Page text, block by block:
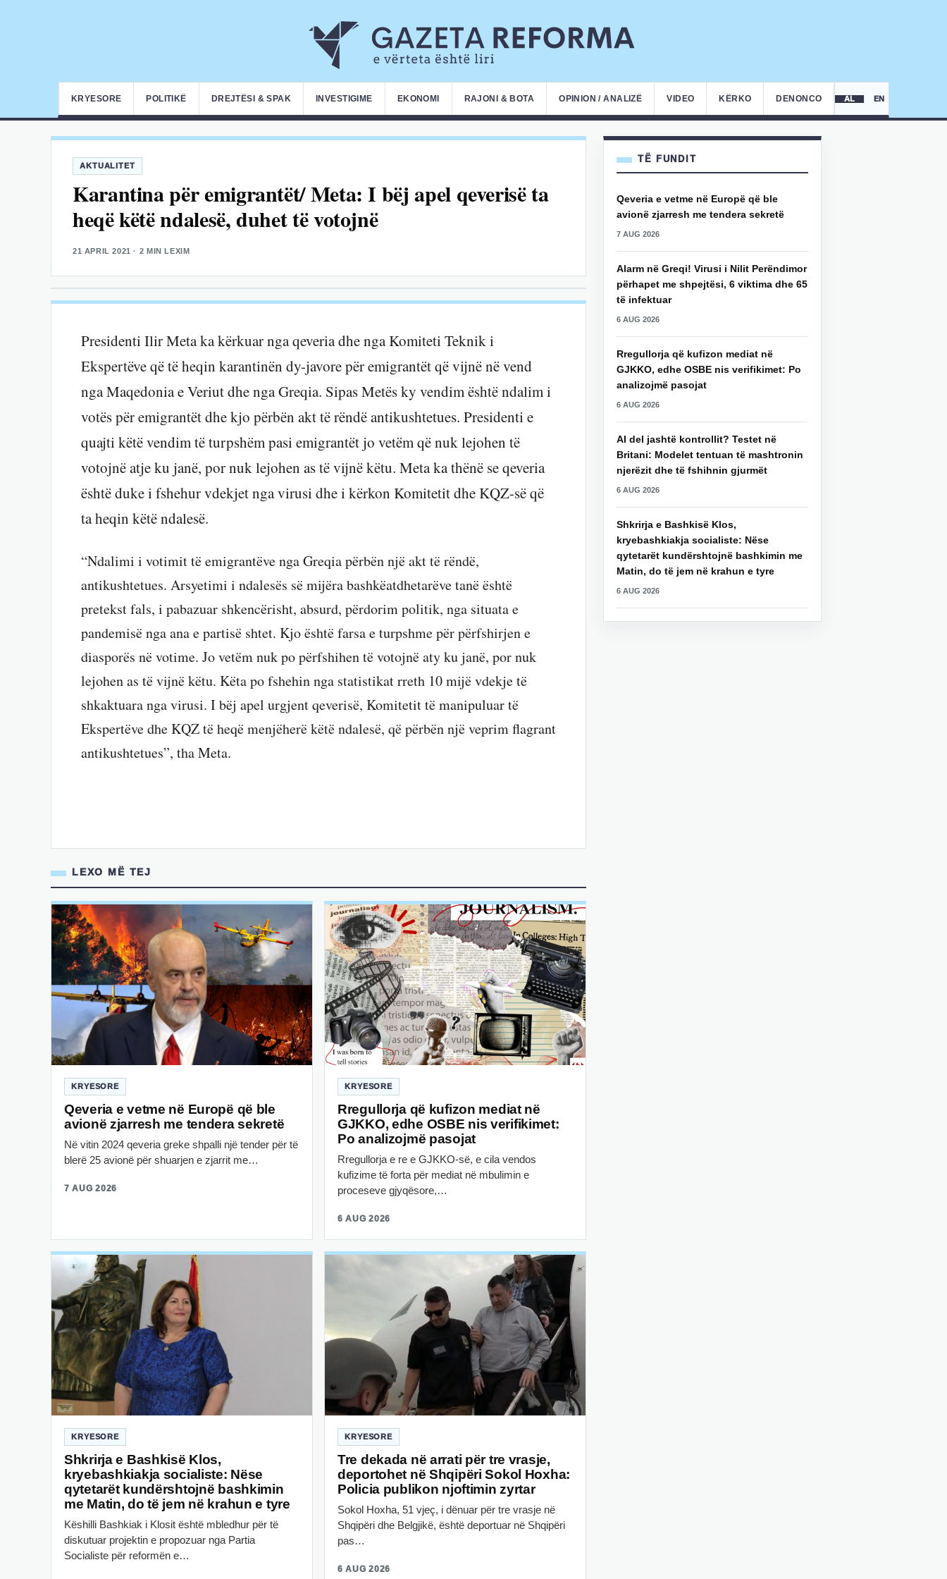
KRYESORE POLITIKË DREJTËSI & SPAK INVESTIGIME EKONOMI RAJONI & BOTA OPINION / ANALIZË VIDEO KËRKO DENONCO AL EN
AKTUALITET
Karantina për emigrantët/ Meta: I bëj apel qeverisë ta
heqë këtë ndalesë, duhet të votojnë
21 APRIL 2021 · 2 MIN LEXIM
Presidenti Ilir Meta ka kërkuar nga qeveria dhe nga Komiteti Teknik i
Ekspertëve që të heqin karantinën dy-javore për emigrantët që vijnë në vend
nga Maqedonia e Veriut dhe nga Greqia. Sipas Metës ky vendim është ndalim i
votës për emigrantët dhe kjo përbën akt të rëndë antikushtetues. Presidenti e
quajti këtë vendim të turpshëm pasi emigrantët jo vetëm që nuk lejohen të
votojnë atje ku janë, por nuk lejohen as të vijnë këtu. Meta ka thënë se qeveria
është duke i fshehur vdekjet nga virusi dhe i kërkon Komitetit dhe KQZ-së që
ta heqin këtë ndalesë.
“Ndalimi i votimit të emigrantëve nga Greqia përbën një akt të rëndë,
antikushtetues. Arsyetimi i ndalesës së mijëra bashkëatdhetarëve tanë është
pretekst fals, i pabazuar shkencërisht, absurd, përdorim politik, nga situata e
pandemisë nga ana e partisë shtet. Kjo është farsa e turpshme për përfshirjen e
diasporës në votime. Jo vetëm nuk po përfshihen të votojnë aty ku janë, por nuk
lejohen as të vijnë këtu. Këta po fshehin nga statistikat rreth 10 mijë vdekje të
shkaktuara nga virusi. I bëj apel urgjent qeverisë, Komitetit të manipuluar të
Ekspertëve dhe KQZ të heqë menjëherë këtë ndalesë, që përbën një veprim flagrant
antikushtetues”, tha Meta.
LEXO MË TEJ
KRYESORE
Qeveria e vetme në Europë që ble
avionë zjarresh me tendera sekretë
Në vitin 2024 qeveria greke shpalli një tender për të
blerë 25 avionë për shuarjen e zjarrit me…
7 AUG 2026
KRYESORE
Rregullorja që kufizon mediat në
GJKKO, edhe OSBE nis verifikimet:
Po analizojmë pasojat
Rregullorja e re e GJKKO-së, e cila vendos
kufizime të forta për mediat në mbulimin e
proceseve gjyqësore,…
6 AUG 2026
KRYESORE
Shkrirja e Bashkisë Klos,
kryebashkiakja socialiste: Nëse
qytetarët kundërshtojnë bashkimin
me Matin, do të jem në krahun e tyre
Këshilli Bashkiak i Klosit është mbledhur për të
diskutuar projektin e propozuar nga Partia
Socialiste për reformën e…
KRYESORE
Tre dekada në arrati për tre vrasje,
deportohet në Shqipëri Sokol Hoxha:
Policia publikon njoftimin zyrtar
Sokol Hoxha, 51 vjeç, i dënuar për tre vrasje në
Shqipëri dhe Belgjikë, është deportuar në Shqipëri
pas…
6 AUG 2026
TË FUNDIT
Qeveria e vetme në Europë që ble
avionë zjarresh me tendera sekretë
7 AUG 2026
Alarm në Greqi! Virusi i Nilit Perëndimor
përhapet me shpejtësi, 6 viktima dhe 65
të infektuar
6 AUG 2026
Rregullorja që kufizon mediat në
GJKKO, edhe OSBE nis verifikimet: Po
analizojmë pasojat
6 AUG 2026
AI del jashtë kontrollit? Testet në
Britani: Modelet tentuan të mashtronin
njerëzit dhe të fshihnin gjurmët
6 AUG 2026
Shkrirja e Bashkisë Klos,
kryebashkiakja socialiste: Nëse
qytetarët kundërshtojnë bashkimin me
Matin, do të jem në krahun e tyre
6 AUG 2026